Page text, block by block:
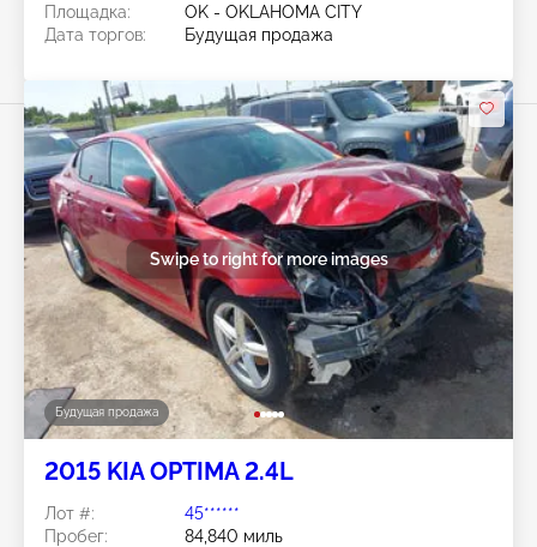
Площадка:
OK - OKLAHOMA CITY
Дата торгов:
Будущая продажа
Будущая продажа
Swipe to right for more images
2015 KIA OPTIMA 2.4L
Лот #:
45******
Пробег:
84,840 миль